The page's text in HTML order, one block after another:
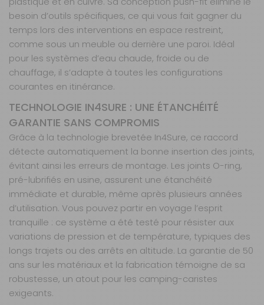
besoin d’outils spécifiques, ce qui vous fait gagner du
temps lors des interventions en espace restreint,
comme sous un meuble ou derrière une paroi. Idéal
pour les systèmes d’eau chaude, froide ou de
chauffage, il s’adapte à toutes les configurations
courantes en itinérance.
TECHNOLOGIE IN4SURE : UNE ÉTANCHÉITÉ
GARANTIE SANS COMPROMIS
Grâce à la technologie brevetée In4Sure, ce raccord
détecte automatiquement la bonne insertion des joints,
évitant ainsi les erreurs de montage. Les joints O-ring,
pré-lubrifiés en usine, assurent une étanchéité
immédiate et durable, même après plusieurs années
d’utilisation. Vous pouvez partir en voyage l’esprit
tranquille : ce système a été testé pour résister aux
variations de pression et de température, typiques des
longs trajets ou des arrêts en altitude. La garantie de 50
ans sur les matériaux et la fabrication témoigne de sa
robustesse, un atout pour les camping-caristes
exigeants.